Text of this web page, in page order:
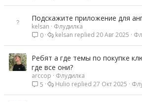
Подскажите приложение для
kelsan
Флудилка
0
20 Авг 2025
kelsan
Ребят а где темы по покупке
где все они?
arccop
Флудилка
5
27 Окт 2025
Hulio